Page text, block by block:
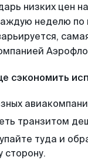
низких цен
неделю по
сэкономить
транзитом
туда и
сторону.